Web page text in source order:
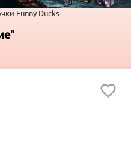
Funny Ducks